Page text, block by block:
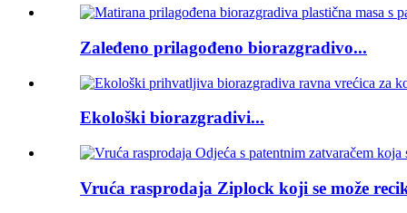
Zaleđeno prilagođeno biorazgradivo...
Ekološki biorazgradivi...
Vruća rasprodaja Ziplock koji se može